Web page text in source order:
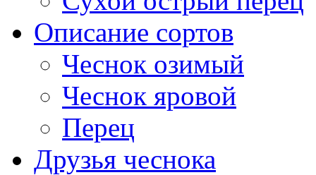
Описание сортов
Чеснок озимый
Чеснок яровой
Перец
Друзья чеснока